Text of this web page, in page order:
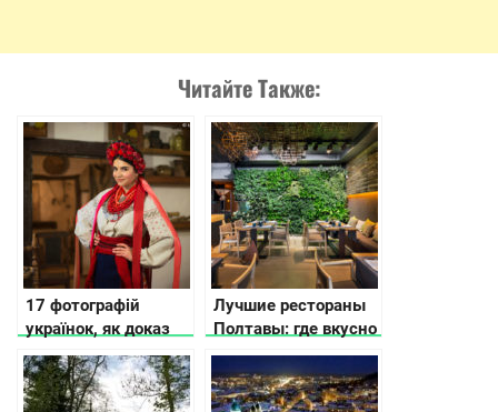
Читайте Также:
17 фотографій
українок, як доказ
найкрасивішої нації
світу
Лучшие рестораны
Полтавы: где вкусно
поесть